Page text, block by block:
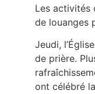
Les activités
de louanges
Jeudi,
de prière.
ont célébré